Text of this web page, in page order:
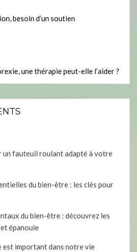
besoin d’un soutien
une thérapie peut-elle l’aider ?
un fauteuil roulant adapté à votre
du bien-être : les clés pour
du bien-être : découvrez les
et épanouie
est important dans notre vie